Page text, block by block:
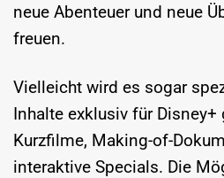
neue Abenteuer und neue
freuen.
Vielleicht wird es sogar
Inhalte exklusiv für Disney+
Kurzfilme, Making-of-
interaktive Specials. Die